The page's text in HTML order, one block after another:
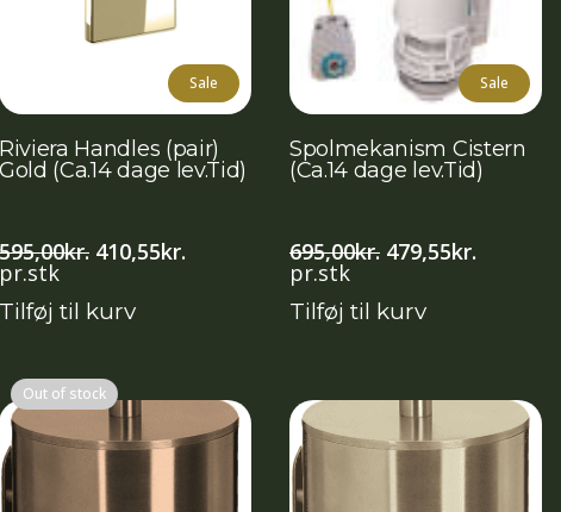
Sale
Riviera Handles (pair)
Gold (Ca.14 dage lev.Tid)
595,00kr. Den
oprindelige
var:
410,55kr.
pr.stk
Tilføj til kurv
Sale
Spolmekanism Cistern
(Ca.14 dage lev.Tid)
695,00kr. Den
oprindelige
var:
479,55kr.
pr.stk
Tilføj til kurv
Out of stock